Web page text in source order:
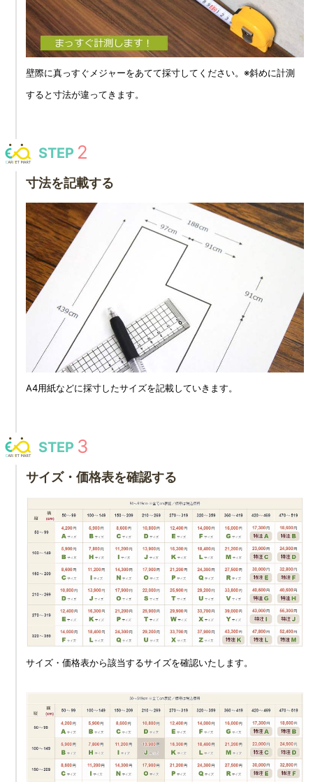
壁際に真っすぐメジャーをあてて採寸してください。※斜めに計測
すると寸法が違ってきます。
STEP
寸法を記載する
A4用紙などに採寸したサイズを記載していきます。
STEP
サイズ・価格表を確認する
サイズ・価格表から該当するサイズを確認いたします。